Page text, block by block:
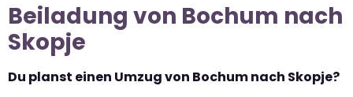
Beiladung von Bochum nach
Skopje
Du planst einen Umzug von Bochum nach Skopje?